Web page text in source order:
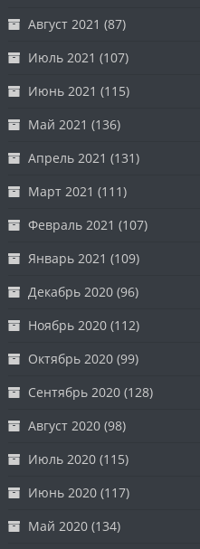
Август 2021 (87)
Июль 2021 (107)
Июнь 2021 (115)
Май 2021 (136)
Апрель 2021 (131)
Март 2021 (111)
Февраль 2021 (107)
Январь 2021 (109)
Декабрь 2020 (96)
Ноябрь 2020 (112)
Октябрь 2020 (99)
Сентябрь 2020 (128)
Август 2020 (98)
Июль 2020 (115)
Июнь 2020 (117)
Май 2020 (134)